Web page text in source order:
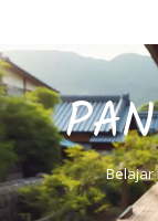
Belajar